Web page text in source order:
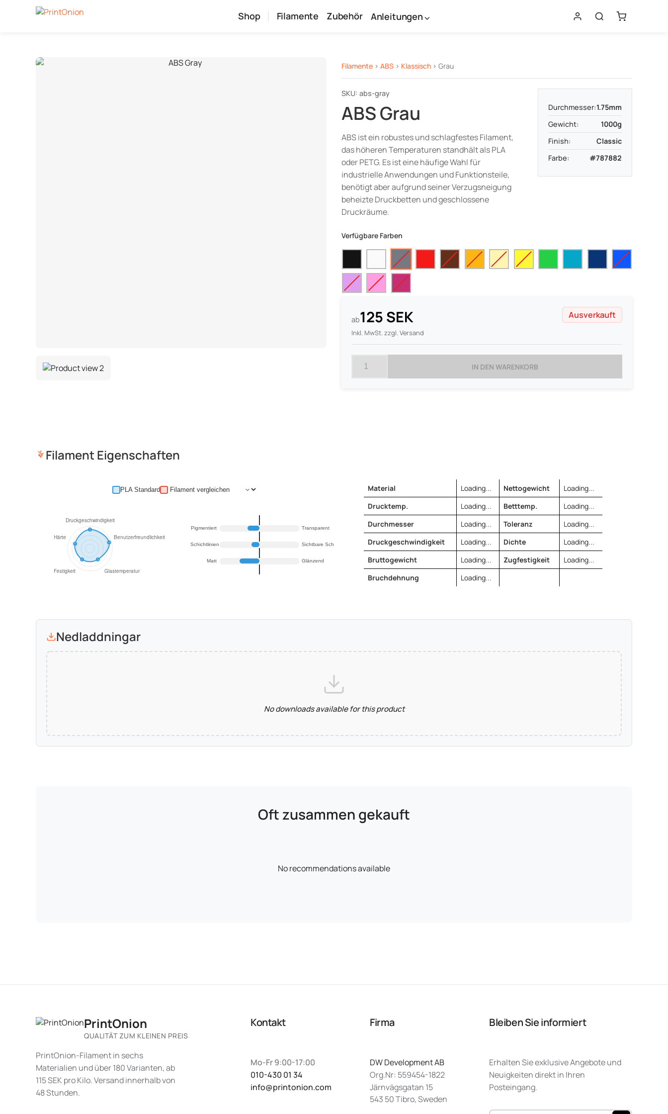
Shop Filamente Zubehör Anleitungen
Filamente > ABS > Klassisch > Grau
SKU: abs-gray
ABS Grau
ABS ist ein robustes und schlagfestes Filament,
das höheren Temperaturen standhält als PLA
oder PETG. Es ist eine häufige Wahl für
industrielle Anwendungen und Funktionsteile,
benötigt aber aufgrund seiner Verzugsneigung
beheizte Druckbetten und geschlossene
Druckräume.
Durchmesser:1.75mm
Gewicht:
1000g
Finish:
Classic
Farbe:
#787882
Verfügbare Farben
ab125 SEK
Inkl. MwSt. zzgl. Versand
Ausverkauft
IN DEN WARENKORB
Filament Eigenschaften
PLA Standard
Pigmentiert Transparent
Schichtlinien Sichtbare Schichten
Matt Glänzend
Material Loading... Nettogewicht
Loading...
Drucktemp.
Loading... Betttemp.
Loading...
Durchmesser
Loading... Toleranz
Loading...
Druckgeschwindigkeit
Loading... Dichte
Loading...
Bruttogewicht
Loading... Zugfestigkeit
Loading...
Bruchdehnung
Loading...
Nedladdningar
No downloads available for this product
Oft zusammen gekauft
No recommendations available
PrintOnion
QUALITÄT ZUM KLEINEN PREIS
PrintOnion-Filament in sechs
Materialien und über 180 Varianten, ab
115 SEK pro Kilo. Versand innerhalb von
48 Stunden.
Kontakt
Mo-Fr 9:00-17:00
010-430 01 34
info@printonion.com
Firma
DW Development AB
Org.Nr: 559454-1822
Järnvägsgatan 15
543 50 Tibro, Sweden
Bleiben Sie informiert
Erhalten Sie exklusive Angebote und
Neuigkeiten direkt in Ihren
Posteingang.